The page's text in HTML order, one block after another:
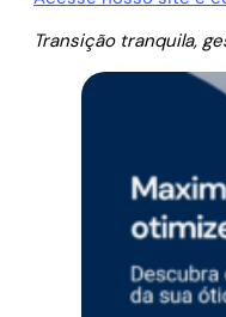
Transição tranquila,